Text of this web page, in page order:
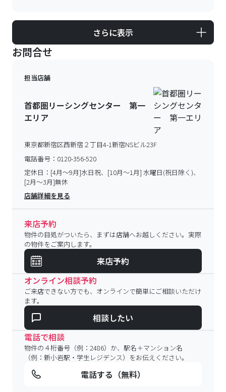
さらに表示
お問合せ
担当店舗
首都圏リーシングセンター 第一
エリア
東京都新宿区西新宿２丁目4-1新宿NSビル23F
電話番号： 0120-356-520
定休日： [4月～9月]水日祝、[10月～1月] 水曜日(祝日除く)、
[2月～3月]無休
店舗詳細を見る
来店予約
物件の目処がついたら、まずは店舗へお越しください。実際
の物件をご案内します。
来店予約
オンライン相談予約
ご来店できない方でも、オンラインで簡単にご相談いただけ
ます。
相談したい
電話で相談
物件の４桁番号（例：2486）か、駅名＋マンション名
（例：新小岩駅・学生レジデンス）をお伝えください。
電話する（無料）